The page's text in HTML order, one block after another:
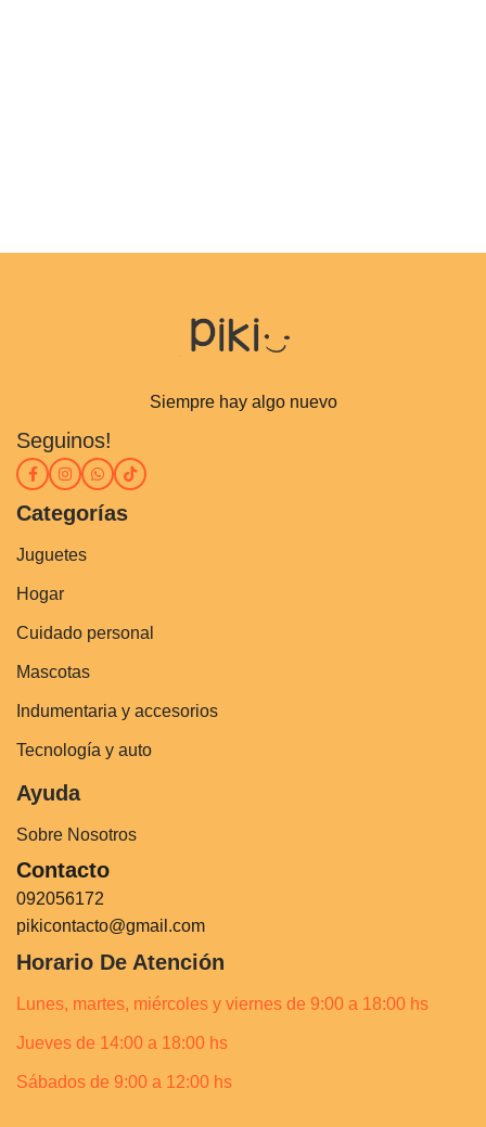
Siempre hay algo nuevo
Seguinos!
Categorías
Juguetes
Hogar
Cuidado personal
Mascotas
Indumentaria y accesorios
Tecnología y auto
Ayuda
Sobre Nosotros
Contacto
092056172
pikicontacto@gmail.com
Horario De Atención
Lunes, martes, miércoles y viernes de 9:00 a 18:00 hs
Jueves de 14:00 a 18:00 hs
Sábados de 9:00 a 12:00 hs